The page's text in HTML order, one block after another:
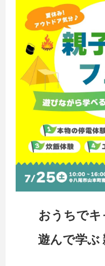
おうちでキ
遊んで学ぶ